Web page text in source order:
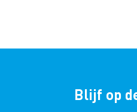
Blijf op